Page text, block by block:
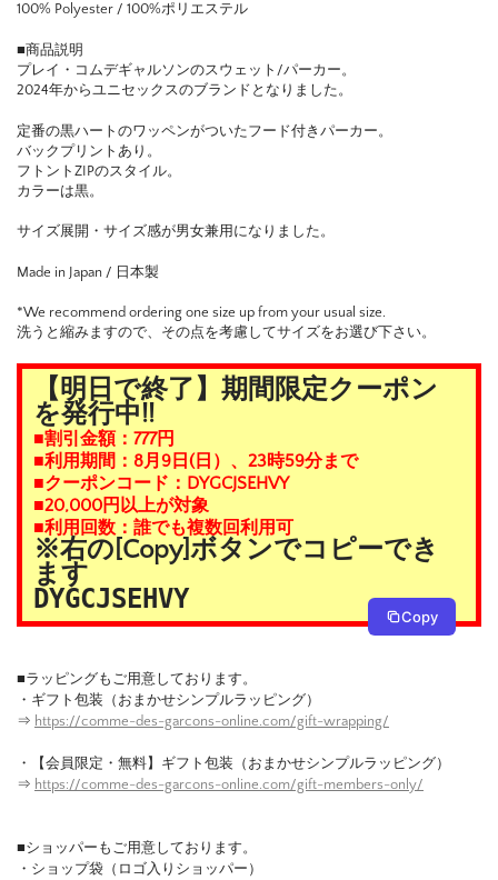
100% Polyester / 100%ポリエステル
■商品説明
プレイ・コムデギャルソンのスウェット/パーカー。
2024年からユニセックスのブランドとなりました。
定番の黒ハートのワッペンがついたフード付きパーカー。
バックプリントあり。
フトントZIPのスタイル。
カラーは黒。
サイズ展開・サイズ感が男女兼用になりました。
Made in Japan / 日本製
*We recommend ordering one size up from your usual size.
洗うと縮みますので、その点を考慮してサイズをお選び下さい。
【明日で終了】期間限定クーポン
を発行中!!
■割引金額：777円
■利用期間：8月9日(日）、23時59分まで
■クーポンコード：DYGCJSEHVY
■20,000円以上が対象
■利用回数：誰でも複数回利用可
※右の[Copy]ボタンでコピーでき
ます
DYGCJSEHVY
Copy
■ラッピングもご用意しております。
・ギフト包装（おまかせシンプルラッピング）
⇒ https://comme-des-garcons-online.com/gift-wrapping/
・【会員限定・無料】ギフト包装（おまかせシンプルラッピング）
⇒ https://comme-des-garcons-online.com/gift-members-only/
■ショッパーもご用意しております。
・ショップ袋（ロゴ入りショッパー）